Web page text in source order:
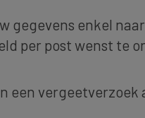
enkel
per post wenst te
een